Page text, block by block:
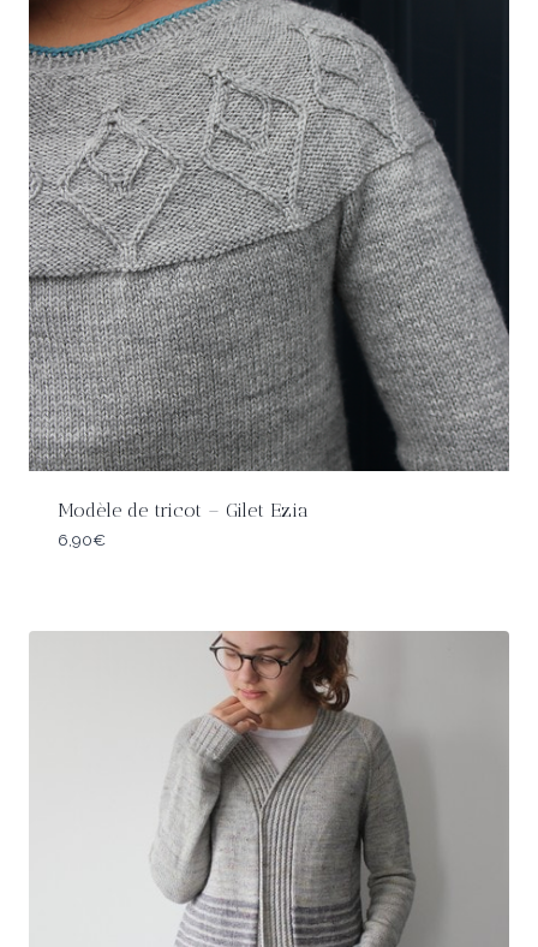
Modèle de tricot – Gilet Ezia
6,90€